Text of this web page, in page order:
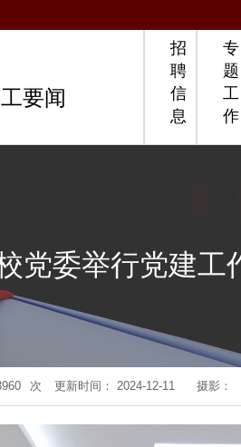
要闻
专
题
工
作
招
聘
信
息
党委举行党建工
次 更新时间： 2024-12-11 摄影：